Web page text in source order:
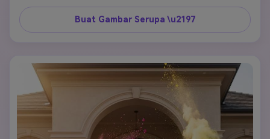
Buat Gambar Serupa \u2197